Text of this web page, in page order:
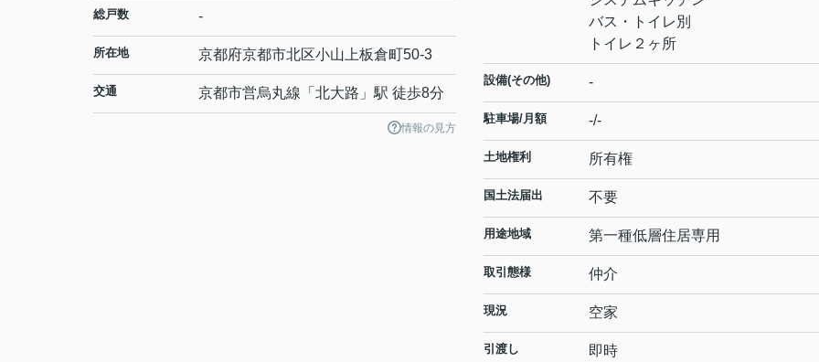
総戸数 -
所在地 京都府京都市北区小山上板倉町50-3
交通 京都市営烏丸線 「 北大路 」駅 徒歩8分
情報の見方
バス・トイレ別
トイレ２ヶ所
設備(その他) -
駐車場/月額 -/-
土地権利 所有権
国土法届出 不要
用途地域 第一種低層住居専用
取引態様 仲介
現況 空家
引渡し 即時